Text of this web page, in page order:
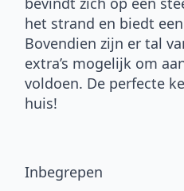
het strand en biedt
Bovendien zijn er tal
extra’s mogelijk om
voldoen. De perfecte
huis!
Inbegrepen